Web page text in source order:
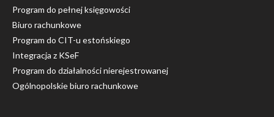
Program do pełnej księgowości
Biuro rachunkowe
Program do CIT-u estońskiego
Integracja z KSeF
Program do działalności nierejestrowanej
Ogólnopolskie biuro rachunkowe